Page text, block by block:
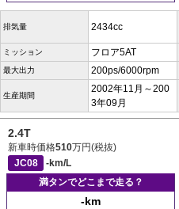
排気量 2434cc
ミッション フロア5AT
最大出力 200ps/6000rpm
生産期間
2002年11月～200
3年09月
2.4T
新車時価格510万円(税抜)
JC08
-km/L
満タンでどこまで走る？
-km